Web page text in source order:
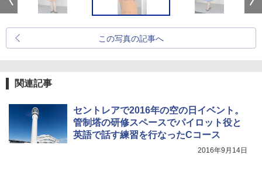
この写真の記事へ
関連記事
セントレアで2016年の空の日イベント。
管制塔の研修スペースでパイロット役と
英語で話す練習を行なったCコース
2016年9月14日